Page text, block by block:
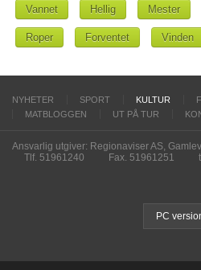
Vannet Hellig Mester
Roper Forventet Vinden
NYHETER SPORT KULTUR
MATBLOGGEN
UT PÅ TUR
Ansvarlig utgiver: Regionaviser AS,
Tlf. 51961240
Fax. 51961251
PC